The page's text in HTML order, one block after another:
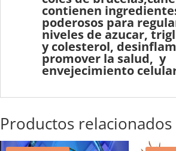
contienen
poderosos para
niveles de azucar,
y colesterol,
promover la salud, y
envejecimiento
Productos relacionados